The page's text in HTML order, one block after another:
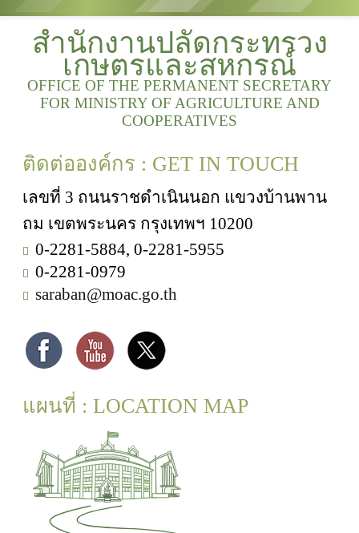
สำนักงานปลัดกระทรวง
เกษตรและสหกรณ์
OFFICE OF THE PERMANENT SECRETARY
FOR MINISTRY OF AGRICULTURE AND
COOPERATIVES
ติดต่อองค์กร : GET IN TOUCH
เลขที่ 3 ถนนราชดำเนินนอก แขวงบ้านพาน
ถม เขตพระนคร กรุงเทพฯ 10200
0-2281-5884, 0-2281-5955
0-2281-0979
saraban@moac.go.th
แผนที่ : LOCATION MAP